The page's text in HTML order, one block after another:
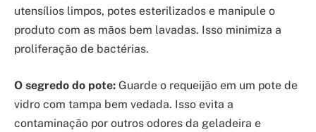
utensílios limpos, potes esterilizados e manipule o
produto com as mãos bem lavadas. Isso minimiza a
proliferação de bactérias.
O segredo do pote: Guarde o requeijão em um pote de
vidro com tampa bem vedada. Isso evita a
contaminação por outros odores da geladeira e